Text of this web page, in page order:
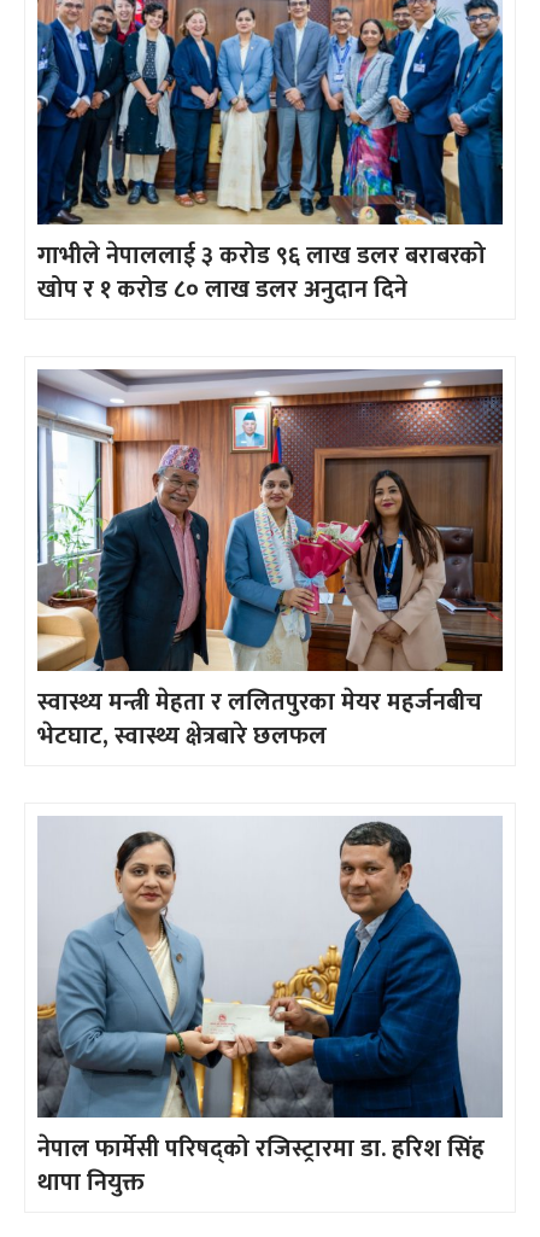
गाभीले नेपाललाई ३ करोड ९६ लाख डलर बराबरको
खोप र १ करोड ८० लाख डलर अनुदान दिने
स्वास्थ्य मन्त्री मेहता र ललितपुरका मेयर महर्जनबीच
भेटघाट, स्वास्थ्य क्षेत्रबारे छलफल
नेपाल फार्मेसी परिषद्को रजिस्ट्रारमा डा. हरिश सिंह
थापा नियुक्त